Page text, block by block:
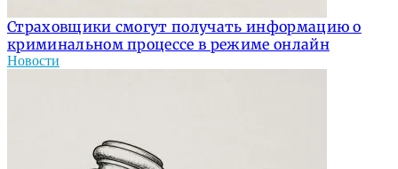
Страховщики смогут получать информацию о
криминальном процессе в режиме онлайн
Новости